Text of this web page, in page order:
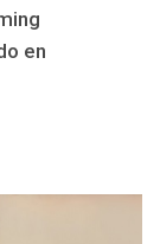
en